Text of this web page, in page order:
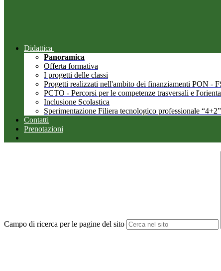
Didattica
Panoramica
Offerta formativa
I progetti delle classi
Progetti realizzati nell'ambito dei finanziamenti PON -
PCTO - Percorsi per le competenze trasversali e
Inclusione Scolastica
Sperimentazione Filiera tecnologico professionale
Contatti
Prenotazioni
Campo di ricerca per le pagine del sito